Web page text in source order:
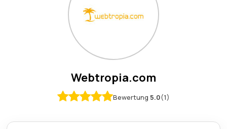
Webtropia.com
Bewertung 5.0(1)